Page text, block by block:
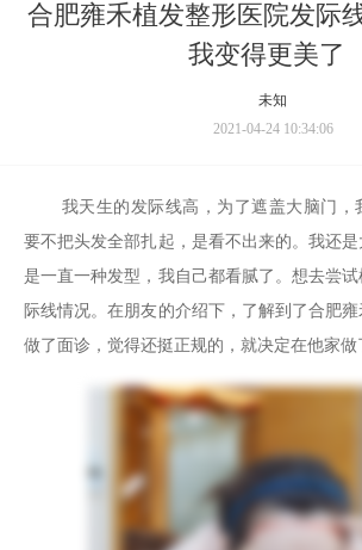
合肥雍禾植发整形医院发际
我变得更美了
未知
2021-04-24 10:34:06
我天生的发际线高，为了遮盖大脑门，
要不把头发全部扎起，是看不出来的。我还
是一直一种发型，我自己都看腻了。想去尝试
际线情况。在朋友的介绍下，了解到了合肥
做了面诊，觉得还挺正规的，就决定在他家做